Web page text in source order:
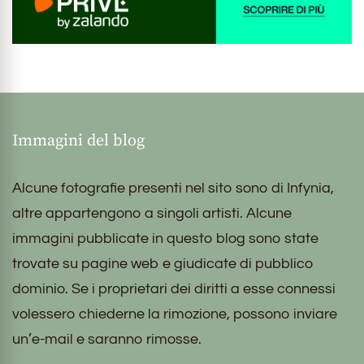
Immagini del blog
Alcune fotografie presenti nel sito sono di Infynia,
altre appartengono a singoli artisti. Alcune
immagini pubblicate in questo blog sono state
trovate su pagine web e giudicate di pubblico
dominio. Se i proprietari dei diritti a esse connessi
volessero chiederne la rimozione, possono inviare
un’e-mail e saranno rimosse.